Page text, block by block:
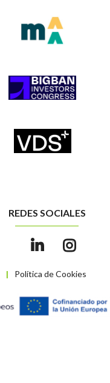
| Política de Cookies
REDES SOCIALES